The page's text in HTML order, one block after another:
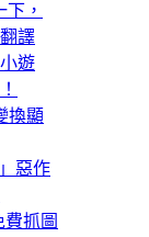
，
譯
遊
換顯
惡作
費抓圖